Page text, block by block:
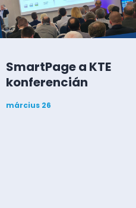
SmartPage a KTE
konferencián
március 26